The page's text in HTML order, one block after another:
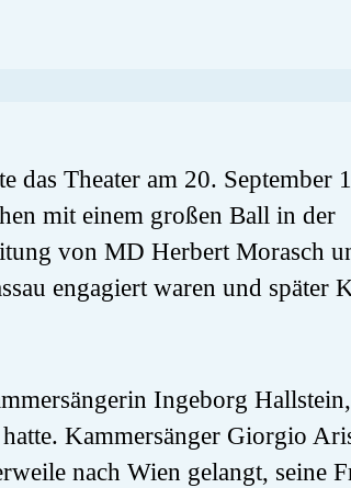
das Theater am 20. September
mit einem großen Ball in der
von MD Herbert Morasch
engagiert waren und später
Ingeborg
Kammersänger Giorgio
nach Wien gelangt, seine